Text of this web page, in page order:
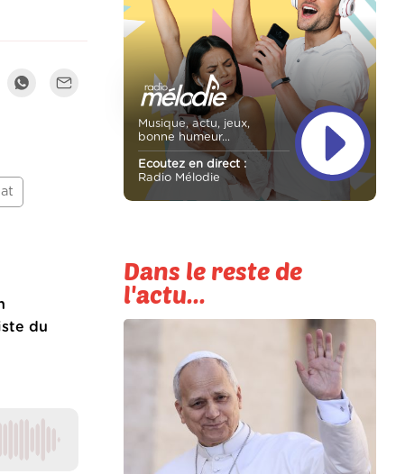
du
Musique, actu, jeux,
bonne humeur...
Ecoutez en direct :
Radio Mélodie
Dans le reste de
l'actu...